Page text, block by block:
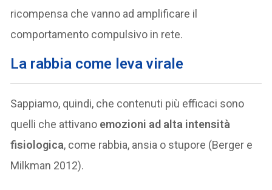
ricompensa che vanno ad amplificare il
comportamento compulsivo in rete.
La rabbia come leva virale
Sappiamo, quindi, che contenuti più efficaci sono
quelli che attivano emozioni ad alta intensità
fisiologica, come rabbia, ansia o stupore (Berger e
Milkman 2012).